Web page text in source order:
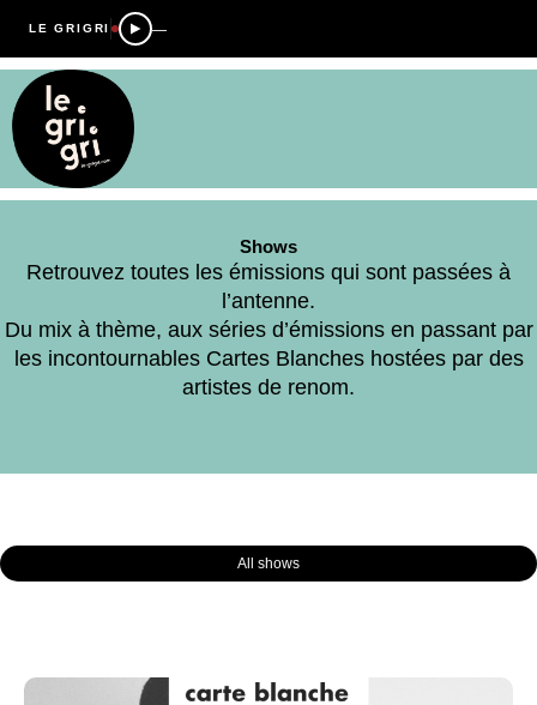
LE GRIGRI —
Shows
Retrouvez toutes les émissions qui sont passées à
l’antenne.
Du mix à thème, aux séries d’émissions en passant par
les incontournables Cartes Blanches hostées par des
artistes de renom.
All shows
PagePage Page